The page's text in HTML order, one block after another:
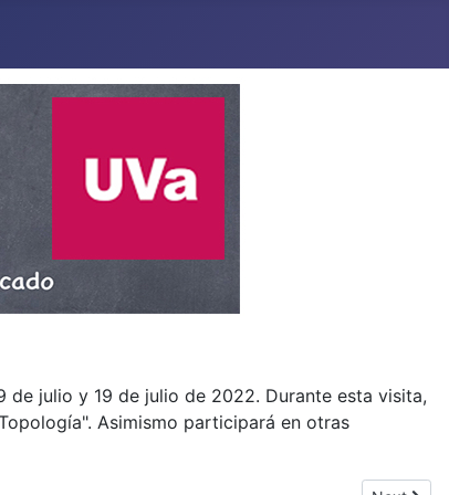
de julio y 19 de julio de 2022. Durante esta visita,
Asimismo participará en otras